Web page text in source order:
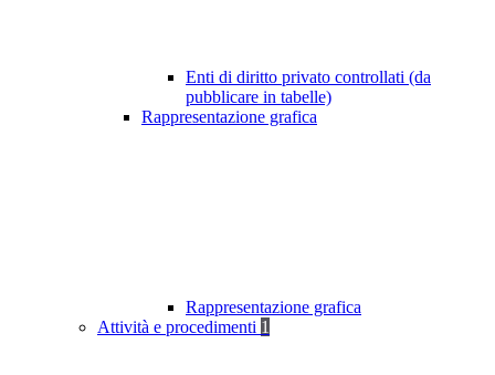
Enti di diritto privato controllati (da
pubblicare in tabelle)
Rappresentazione grafica
Rappresentazione grafica
Attività e procedimenti 1